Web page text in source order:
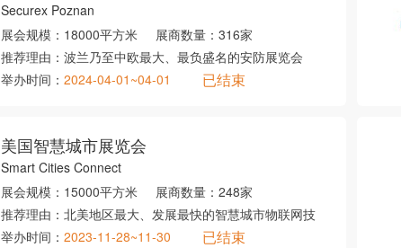
Securex Poznan
展会规模： 18000平方米 展商数量： 316家
推荐理由： 波兰乃至中欧最大、最负盛名的安防展览会
举办时间： 2024-04-01~04-01 已结束
美国智慧城市展览会
Smart Cities Connect
展会规模： 15000平方米 展商数量： 248家
推荐理由： 北美地区最大、发展最快的智慧城市物联网技
举办时间： 2023-11-28~11-30 已结束